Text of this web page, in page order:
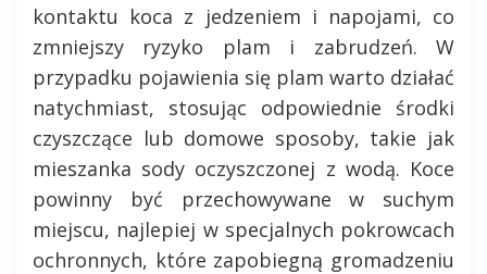
kontaktu koca z jedzeniem i napojami, co
zmniejszy ryzyko plam i zabrudzeń. W
przypadku pojawienia się plam warto działać
natychmiast, stosując odpowiednie środki
czyszczące lub domowe sposoby, takie jak
mieszanka sody oczyszczonej z wodą. Koce
powinny być przechowywane w suchym
miejscu, najlepiej w specjalnych pokrowcach
ochronnych, które zapobiegną gromadzeniu